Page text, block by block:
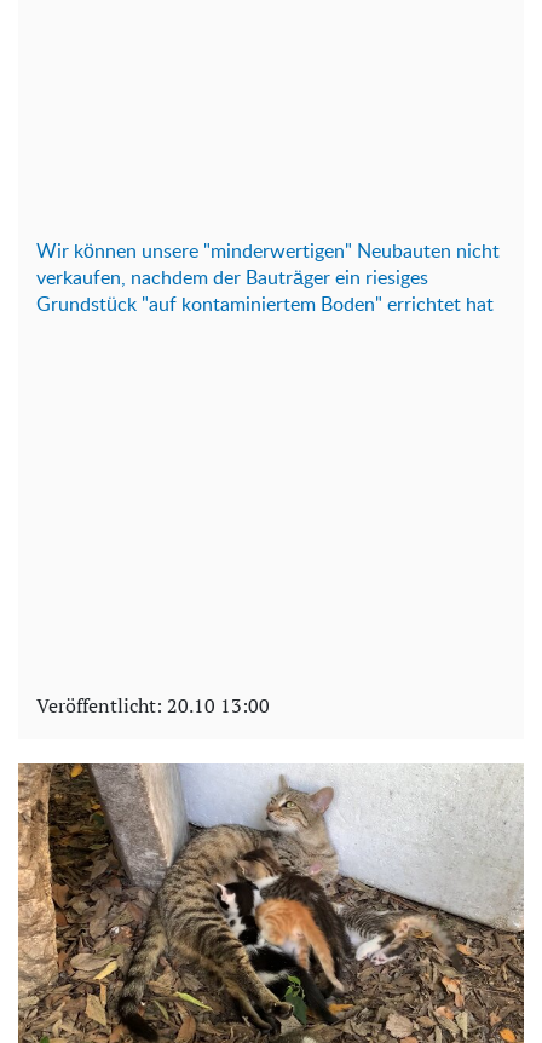
Wir können unsere "minderwertigen" Neubauten nicht
verkaufen, nachdem der Bauträger ein riesiges
Grundstück "auf kontaminiertem Boden" errichtet hat
Veröffentlicht: 20.10 13:00